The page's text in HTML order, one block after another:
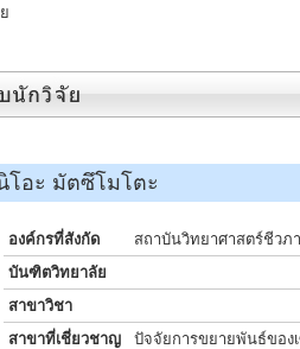
อะ มัตซึโมโตะ
องค์กรที่สังกัด
สถาบันวิทยาศาสตร์ชีวภ
บันฑิตวิทยาลัย
สาขาวิชา
สาขาที่เชี่ยวชาญ
ปัจจัยการขยายพันธ์ของ